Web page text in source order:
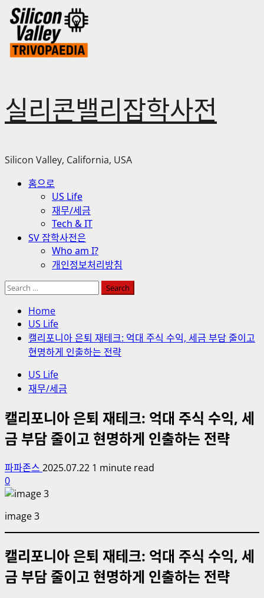
Skip
to
content
실리콘밸리잡학사전
Silicon Valley, California, USA
Primary홈으로
US Life
재무/세금
Tech & IT
SV 잡학사전은
Who am I?
개인정보처리방침
Search
Home
US Life
캘리포니아 은퇴 재테크: 억대 주식 수익, 세금 부담 줄이고
현명하게 인출하는 전략
US Life
재무/세금
캘리포니아 은퇴 재테크: 억대 주식 수익, 세
금 부담 줄이고 현명하게 인출하는 전략
파파존스 2025.07.22 1 minute read
0
image 3
캘리포니아 은퇴 재테크: 억대 주식 수익, 세
금 부담 줄이고 현명하게 인출하는 전략